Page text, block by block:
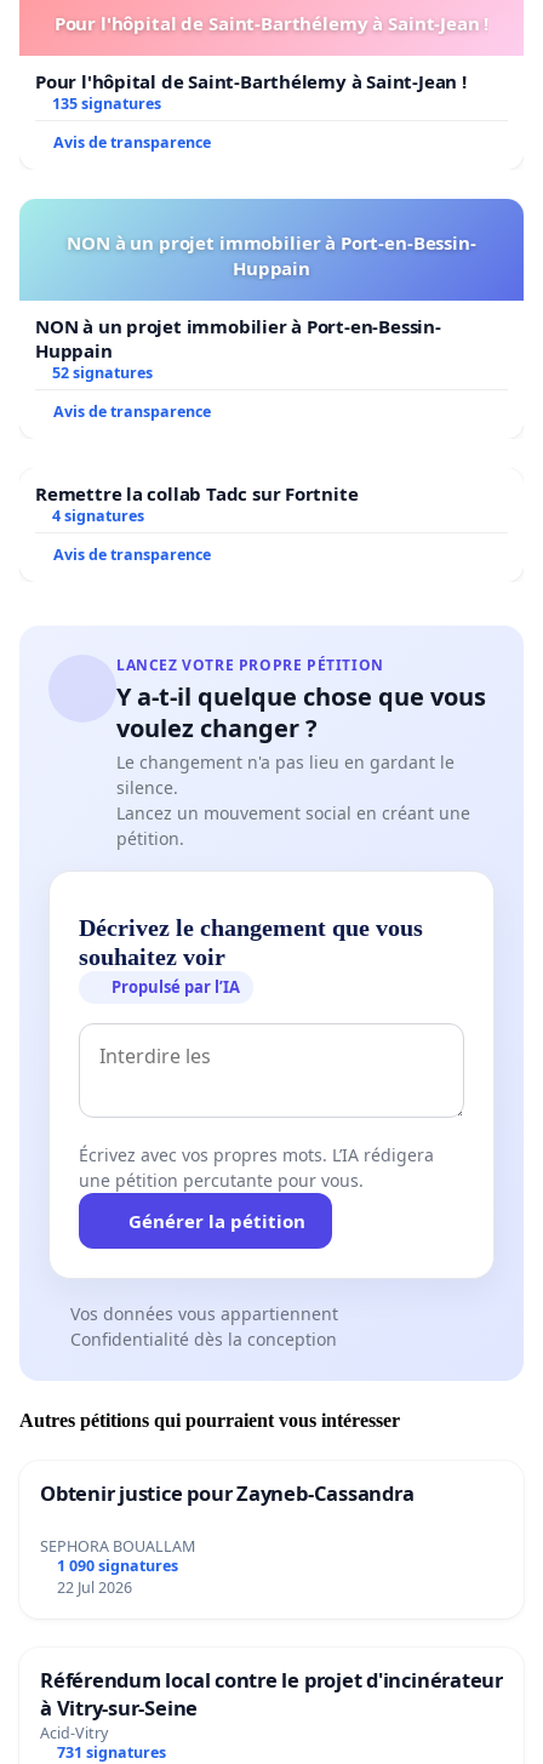
Pour l'hôpital de Saint-Barthélemy à Saint-Jean !
Pour l'hôpital de Saint-Barthélemy à Saint-Jean !
135 signatures
Avis de transparence
NON à un projet immobilier à Port-en-Bessin-
Huppain
NON à un projet immobilier à Port-en-Bessin-
Huppain
52 signatures
Avis de transparence
Remettre la collab Tadc sur Fortnite
4 signatures
Avis de transparence
LANCEZ VOTRE PROPRE PÉTITION
Y a-t-il quelque chose que vous
voulez changer ?
Le changement n'a pas lieu en gardant le
silence.
Lancez un mouvement social en créant une
pétition.
Décrivez le changement que vous
souhaitez voir
Propulsé par l’IA
Écrivez avec vos propres mots. L’IA rédigera
une pétition percutante pour vous.
Générer la pétition
Vos données vous appartiennent
Confidentialité dès la conception
Autres pétitions qui pourraient vous intéresser
Obtenir justice pour Zayneb-Cassandra
SEPHORA BOUALLAM
1 090 signatures
22 Jul 2026
Référendum local contre le projet d'incinérateur
à Vitry-sur-Seine
Acid-Vitry
731 signatures